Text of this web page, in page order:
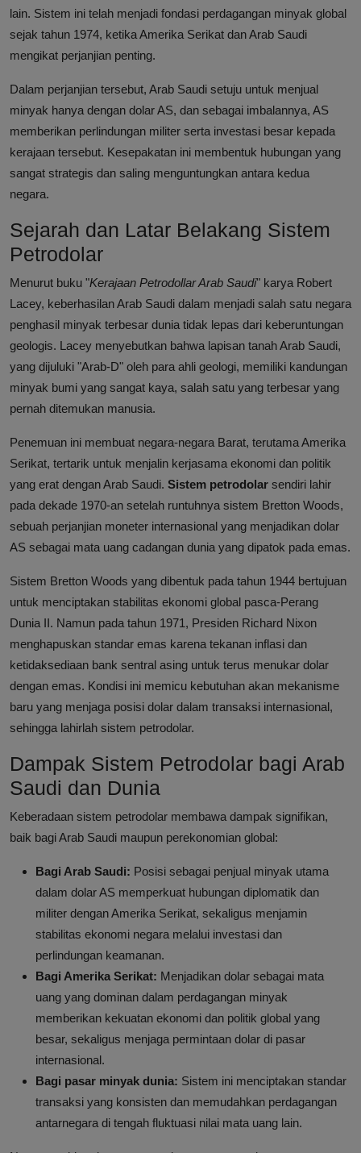
lain. Sistem ini telah menjadi fondasi perdagangan minyak global
sejak tahun 1974, ketika Amerika Serikat dan Arab Saudi
mengikat perjanjian penting.
Dalam perjanjian tersebut, Arab Saudi setuju untuk menjual
minyak hanya dengan dolar AS, dan sebagai imbalannya, AS
memberikan perlindungan militer serta investasi besar kepada
kerajaan tersebut. Kesepakatan ini membentuk hubungan yang
sangat strategis dan saling menguntungkan antara kedua
negara.
Sejarah dan Latar Belakang Sistem
Petrodolar
Menurut buku "Kerajaan Petrodollar Arab Saudi" karya Robert
Lacey, keberhasilan Arab Saudi dalam menjadi salah satu negara
penghasil minyak terbesar dunia tidak lepas dari keberuntungan
geologis. Lacey menyebutkan bahwa lapisan tanah Arab Saudi,
yang dijuluki "Arab-D" oleh para ahli geologi, memiliki kandungan
minyak bumi yang sangat kaya, salah satu yang terbesar yang
pernah ditemukan manusia.
Penemuan ini membuat negara-negara Barat, terutama Amerika
Serikat, tertarik untuk menjalin kerjasama ekonomi dan politik
yang erat dengan Arab Saudi. Sistem petrodolar sendiri lahir
pada dekade 1970-an setelah runtuhnya sistem Bretton Woods,
sebuah perjanjian moneter internasional yang menjadikan dolar
AS sebagai mata uang cadangan dunia yang dipatok pada emas.
Sistem Bretton Woods yang dibentuk pada tahun 1944 bertujuan
untuk menciptakan stabilitas ekonomi global pasca-Perang
Dunia II. Namun pada tahun 1971, Presiden Richard Nixon
menghapuskan standar emas karena tekanan inflasi dan
ketidaksediaan bank sentral asing untuk terus menukar dolar
dengan emas. Kondisi ini memicu kebutuhan akan mekanisme
baru yang menjaga posisi dolar dalam transaksi internasional,
sehingga lahirlah sistem petrodolar.
Dampak Sistem Petrodolar bagi Arab
Saudi dan Dunia
Keberadaan sistem petrodolar membawa dampak signifikan,
baik bagi Arab Saudi maupun perekonomian global:
Bagi Arab Saudi: Posisi sebagai penjual minyak utama
dalam dolar AS memperkuat hubungan diplomatik dan
militer dengan Amerika Serikat, sekaligus menjamin
stabilitas ekonomi negara melalui investasi dan
perlindungan keamanan.
Bagi Amerika Serikat: Menjadikan dolar sebagai mata
uang yang dominan dalam perdagangan minyak
memberikan kekuatan ekonomi dan politik global yang
besar, sekaligus menjaga permintaan dolar di pasar
internasional.
Bagi pasar minyak dunia: Sistem ini menciptakan standar
transaksi yang konsisten dan memudahkan perdagangan
antarnegara di tengah fluktuasi nilai mata uang lain.